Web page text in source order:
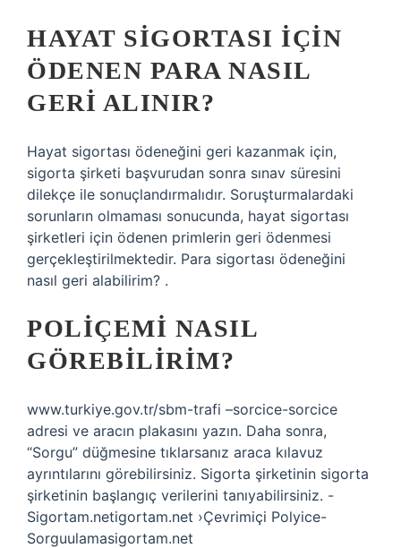
HAYAT SIGORTASI IÇIN
ÖDENEN PARA NASIL
GERI ALINIR?
Hayat sigortası ödeneğini geri kazanmak için,
sigorta şirketi başvurudan sonra sınav süresini
dilekçe ile sonuçlandırmalıdır. Soruşturmalardaki
sorunların olmaması sonucunda, hayat sigortası
şirketleri için ödenen primlerin geri ödenmesi
gerçekleştirilmektedir. Para sigortası ödeneğini
nasıl geri alabilirim? .
POLIÇEMI NASIL
GÖREBILIRIM?
www.turkiye.gov.tr/sbm-trafi –sorcice-sorcice
adresi ve aracın plakasını yazın. Daha sonra,
“Sorgu” düğmesine tıklarsanız araca kılavuz
ayrıntılarını görebilirsiniz. Sigorta şirketinin sigorta
şirketinin başlangıç ​​verilerini tanıyabilirsiniz. -
Sigortam.netigortam.net ›Çevrimiçi Polyice-
Sorguulamasigortam.net